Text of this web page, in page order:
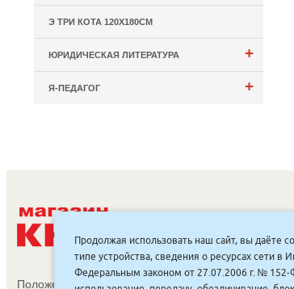
Э ТРИ КОТА 120Х180СМ
+
ЮРИДИЧЕСКАЯ ЛИТЕРАТУРА
+
Я-ПЕДАГОГ
Положение об обработке и защите персональных
Продолжая использовать наш сайт, вы даёте
типе устройства, сведения о ресурсах сети
Федеральным законом от 27.07.2006 г. № 152-